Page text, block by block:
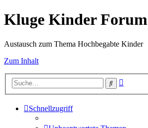
Kluge Kinder Forum
Austausch zum Thema Hochbegabte Kinder
Zum Inhalt
Suche
Schnellzugriff